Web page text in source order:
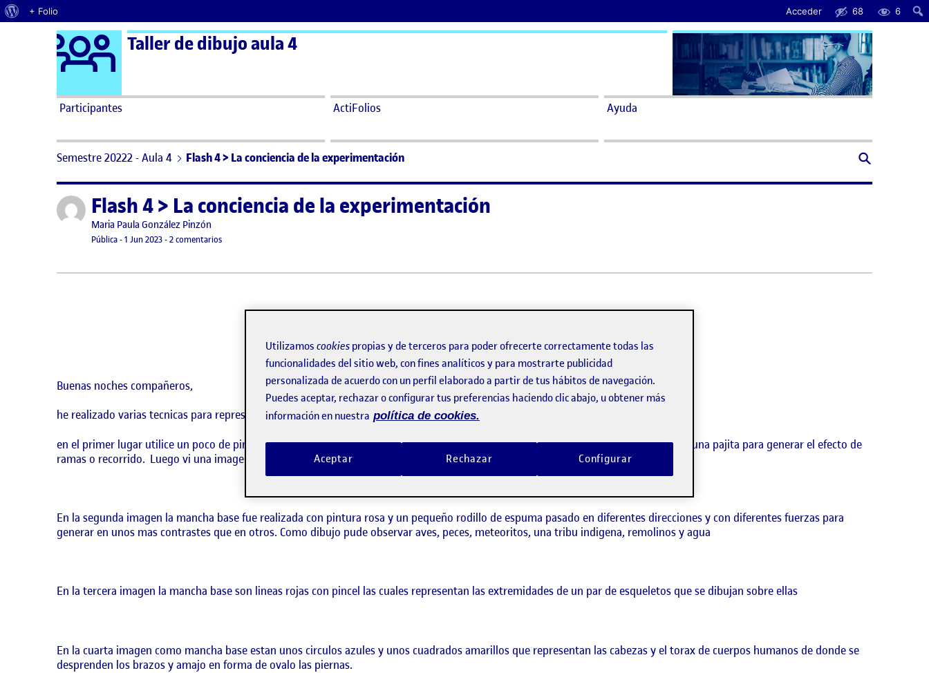
Acerca de WordPress
+ Folio Acceder 68 6
Saltar al contenido Logo Ágora
Taller de dibujo aula 4
Participantes ActiFolios Ayuda
Semestre 20222 - Aula 4 Flash 4 > La conciencia de la experimentación
Publicado porFlash 4 > La conciencia de la experimentación
Publicado por
Maria Paula González Pinzón
Visibilidad:
Pública-Fecha de publicación
1 Jun 20231 junio, 2023 11:12 pm
-2 comentariosen Flash 4 > La conciencia de la experimentación
Buenas noches compañeros,
he realizado varias tecnicas para representar la mancha base de los dibujos,
en el primer lugar utilice un poco de pintura negra y con un poco de agua fui soplando en diferentes direcciones sobre las gotas con una pajita para generar el efecto de
ramas o recorrido. Luego vi una imagen masculina y wuise dibujarla, como resultado un chico en una escena un poco extraña.
En la segunda imagen la mancha base fue realizada con pintura rosa y un pequeño rodillo de espuma pasado en diferentes direcciones y con diferentes fuerzas para
generar en unos mas contrastes que en otros. Como dibujo pude observar aves, peces, meteoritos, una tribu indigena, remolinos y agua
En la tercera imagen la mancha base son lineas rojas con pincel las cuales representan las extremidades de un par de esqueletos que se dibujan sobre ellas
En la cuarta imagen como mancha base estan unos circulos azules y unos cuadrados amarillos que representan las cabezas y el torax de cuerpos humanos de donde se
desprenden los brazos y amajo en forma de ovalo las piernas.
Utilizamos cookies propias y de terceros para poder ofrecerte correctamente todas las
funcionalidades del sitio web, con fines analíticos y para mostrarte publicidad
personalizada de acuerdo con un perfil elaborado a partir de tus hábitos de navegación.
Puedes aceptar, rechazar o configurar tus preferencias haciendo clic abajo, u obtener más
información en nuestra política de cookies.
Rechazar
Aceptar Configurar